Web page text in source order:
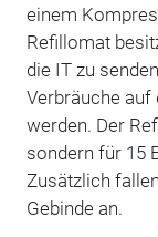
einem
Refillomat
die IT zu
Verbräuche auf
werden. Der
sondern für 15
Zusätzlich
Gebinde an.